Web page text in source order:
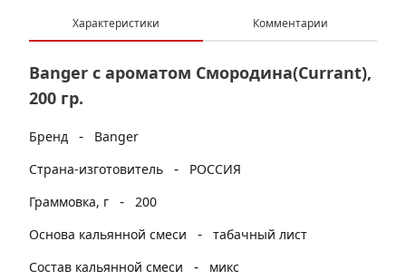
Характеристики Комментарии
Banger с ароматом Смородина(Currant),
200 гр.
Бренд -
Banger
Страна-изготовитель
-
РОССИЯ
Граммовка, г
- 200
Основа кальянной смеси
- табачный лист
Состав кальянной смеси
-
микс